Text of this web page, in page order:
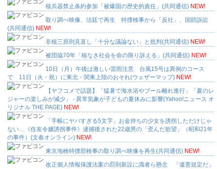
核兵器禁止条約参加「被爆国の歴史的責任」(共同通信) NEW!
取り調べ映像、法廷で再生 特捜検事から「反社」、国賠訴訟
(共同通信) NEW!
非核三原則見直し「十分な議論ない」と批判(共同通信) NEW!
被団協70年「核なき社会を命の限り訴える」(共同通信) NEW!
10日（月）午後は激しい雷雨注意 台風15号は異例のコース
で 11日（火・祝）に東北・関東上陸のおそれ(ウェザーマップ) NEW!
【ヤフコメで話題】「猛暑で海水浴やプール離れ進行」「夏のレ
ジャーの楽しみが減少」 - 異常気象が子どもの夏休みに影響(Yahoo!ニュース オ
リジナル THE PAGE) NEW!
「手帳にヤバすぎる5文字」お金持ちの少女を誘拐しただけじゃ
ない…《住友令嬢誘拐事件》逮捕後された22歳男の「歪んだ欲望」（昭和21年
の事件）(文春オンライン) NEW!
東京地検特捜部検事の取り調べ映像を再生(共同通信) NEW!
改正個人情報保護法案の罰則新設に識者ら懸念 「違憲規定だ」